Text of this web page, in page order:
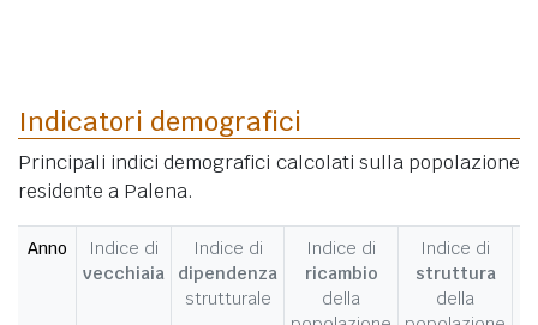
Indicatori demografici
Principali indici demografici calcolati sulla popolazione
residente a Palena.
Anno
Indice di
vecchiaia
Indice di
dipendenza
strutturale
Indice di
ricambio
della
Indice di
struttura
della